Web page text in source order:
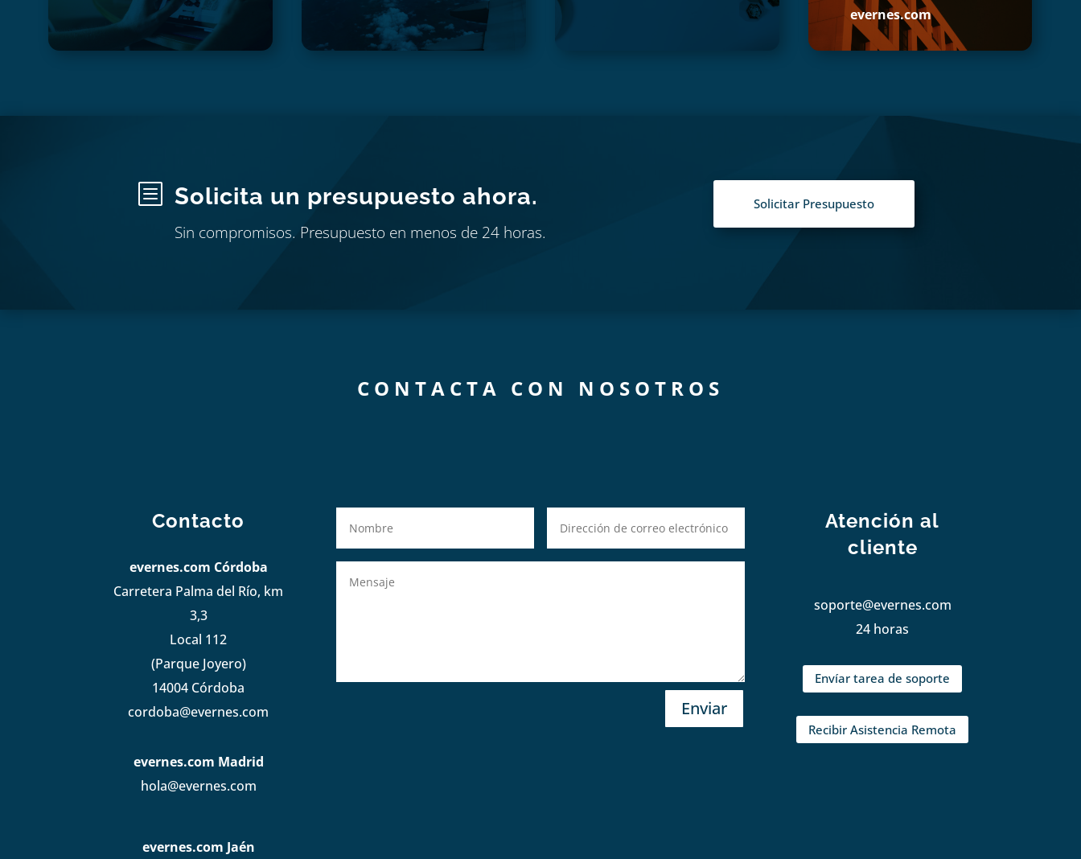
evernes.com
b Solicita un presupuesto ahora.
Sin compromisos. Presupuesto en menos de 24 horas.
Solicitar Presupuesto
CONTACTA CON NOSOTROS
Contacto
evernes.com Córdoba
Carretera Palma del Río, km
3,3
Local 112
(Parque Joyero)
14004 Córdoba
cordoba@evernes.com
evernes.com Madrid
hola@evernes.com
evernes.com Jaén
Enviar
Atención al
cliente
soporte@evernes.com
24 horas
Envíar tarea de soporte
Recibir Asistencia Remota